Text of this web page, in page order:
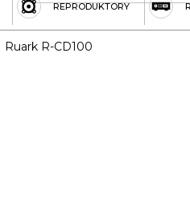
REPRODUKTORY
Ruark R-CD100